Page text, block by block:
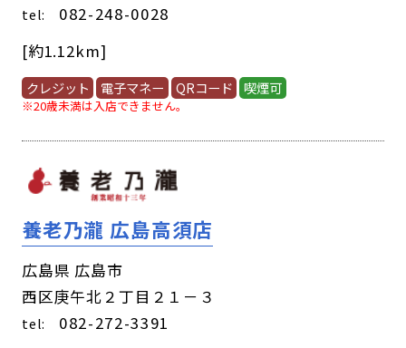
tel: 082-248-0028
[約1.12km]
クレジット 電子マネー QRコード 喫煙可
※20歳未満は入店できません。
養老乃瀧 広島高須店
広島県 広島市
西区庚午北２丁目２１－３
tel: 082-272-3391